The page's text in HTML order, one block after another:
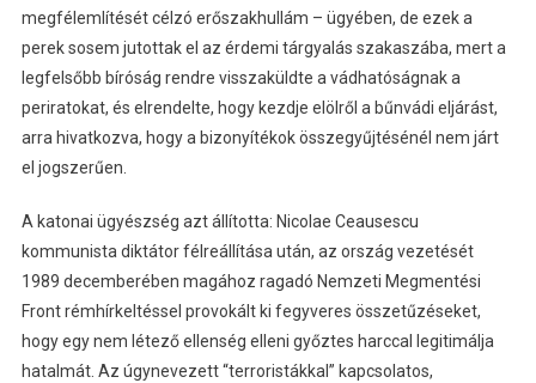
megfélemlítését célzó erőszakhullám – ügyében, de ezek a
perek sosem jutottak el az érdemi tárgyalás szakaszába, mert a
legfelsőbb bíróság rendre visszaküldte a vádhatóságnak a
periratokat, és elrendelte, hogy kezdje elölről a bűnvádi eljárást,
arra hivatkozva, hogy a bizonyítékok összegyűjtésénél nem járt
el jogszerűen.
A katonai ügyészség azt állította: Nicolae Ceausescu
kommunista diktátor félreállítása után, az ország vezetését
1989 decemberében magához ragadó Nemzeti Megmentési
Front rémhírkeltéssel provokált ki fegyveres összetűzéseket,
hogy egy nem létező ellenség elleni győztes harccal legitimálja
hatalmát. Az úgynevezett “terroristákkal” kapcsolatos,